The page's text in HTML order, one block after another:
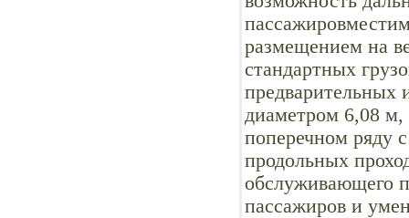
размещением на
стандартных
предварительных
диаметром 6,08 м,
поперечном ряду
продольных
обслуживающего
пассажиров и